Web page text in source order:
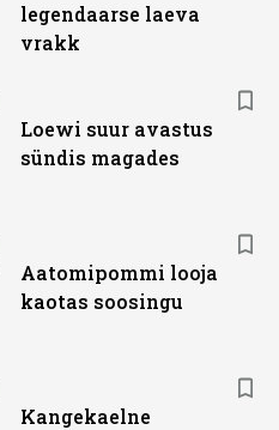
legendaarse laeva
vrakk
Loewi suur avastus
sündis magades
Aatomipommi looja
kaotas soosingu
Kangekaelne